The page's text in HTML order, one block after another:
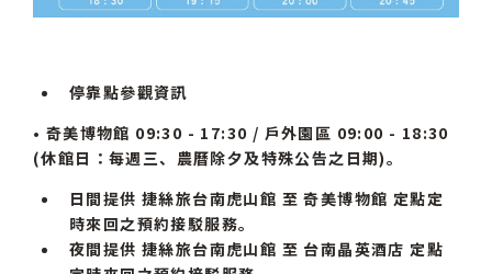
停靠點參觀資訊
• 奇美博物館 09:30 - 17:30 / 戶外園區 09:00 - 18:30
(休館日：每週三、農曆除夕及特殊公告之日期)。
日間提供 捷絲旅台南虎山館 至 奇美博物館 定點定
時來回之預約接駁服務。
夜間提供 捷絲旅台南虎山館 至 台南晶英酒店 定點